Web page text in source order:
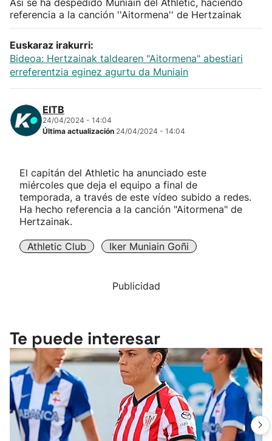
Atletismo
Más deportes
"Helmuga"
Así se ha despedido Muniain del Athletic, haciendo
referencia a la canción ''Aitormena'' de Hertzainak
Euskaraz irakurri:
Bideoa: Hertzainak taldearen "Aitormena" abestiari
erreferentzia eginez agurtu da Muniain
EITB
24/04/2024 - 14:04
Última actualización 24/04/2024 - 14:04
El capitán del Athletic ha anunciado este
miércoles que deja el equipo a final de
temporada, a través de este vídeo subido a redes.
Ha hecho referencia a la canción "Aitormena" de
Hertzainak.
Athletic Club Iker Muniain Goñi
Publicidad
Te puede interesar